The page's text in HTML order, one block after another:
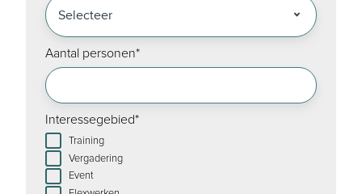
Aantal personen*
Interessegebied*
Training
Vergadering
Event